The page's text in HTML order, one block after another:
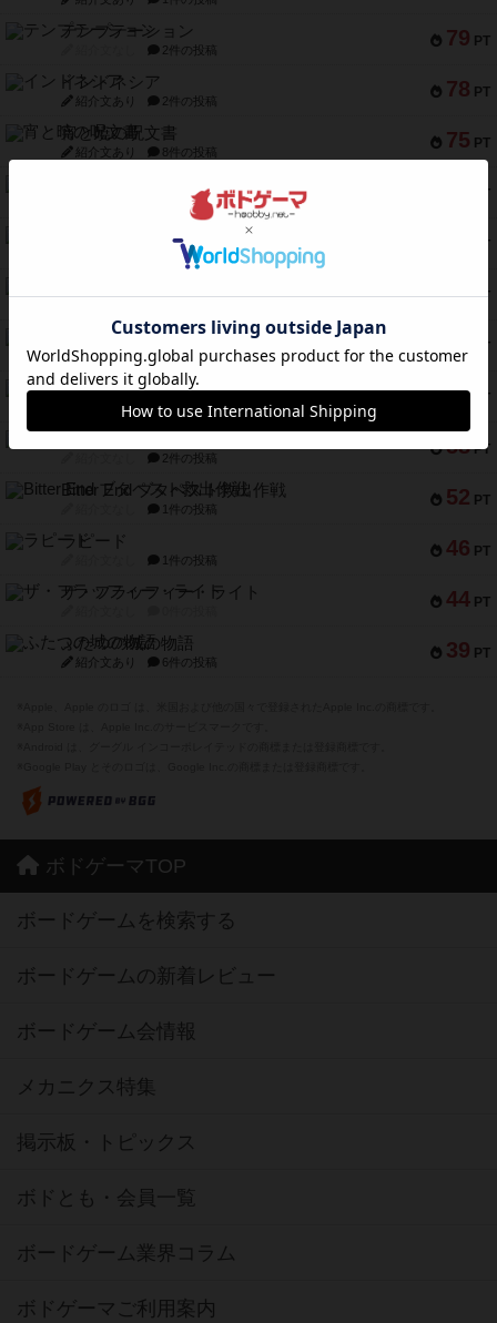
79 PT
テンプテーション
2件の投稿
78 PT
インドネシア
紹介文あり 2件の投稿
75 PT
宵と暁の呪文書
紹介文あり 8件の投稿
PT
9件の投稿
PT
1件の投稿
66 PT
PT
スペクタキュラー
紹介文なし 1件の投稿
59 PT
スモールワールド
紹介文あり 13件の投稿
58 PT
2件の投稿
52 PT
Bitter End ブタペスト救出作戦
1件の投稿
46 PT
ラピード
1件の投稿
44 PT
ザ・フラッフィー・ライト
39 PT
ふたつの城の物語
紹介文あり 6件の投稿
ボドゲーマTOP
ボードゲームを検索する
ボードゲームの新着レビュー
ボードゲーム会情報
メカニクス特集
掲示板・トピックス
ボドとも・会員一覧
ボードゲーム業界コラム
ボドゲーマご利用案内